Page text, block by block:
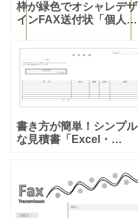
枠が緑色でオシャレデザ
インFAX送付状「個人・
で使いやすいテンプレー
トです。緑の枠で基本部
分が囲われておりますの
で、オシャレなデザイン
の送
書き方が簡単！シンプル
な見積書「Excel・
レートとなります。ダウ
ンロードする事でエクセ
ルは基本的に自動計算と